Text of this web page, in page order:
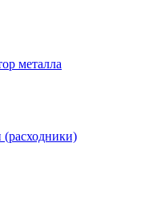
металла